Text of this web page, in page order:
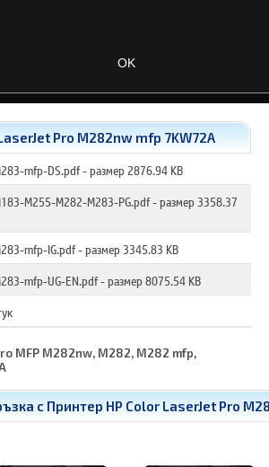
Pro M282nw mfp 7KW72A
mfp-DS.pdf- размер 2876.94 KB
M255-M282-M283-PG.pdf- размер 3358.37
mfp-IG.pdf- размер 3345.83 KB
mfp-UG-EN.pdf- размер 8075.54 KB
MFP M282nw, M282, M282 mfp,
с Принтер HP Color LaserJet Pro